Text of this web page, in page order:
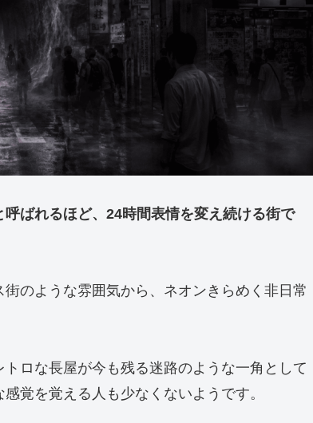
ばれるほど、24時間表情を変え続ける街で
のような雰囲気から、ネオンきらめく非日常
ロな長屋が今も残る迷路のような一角として
覚を覚える人も少なくないようです。